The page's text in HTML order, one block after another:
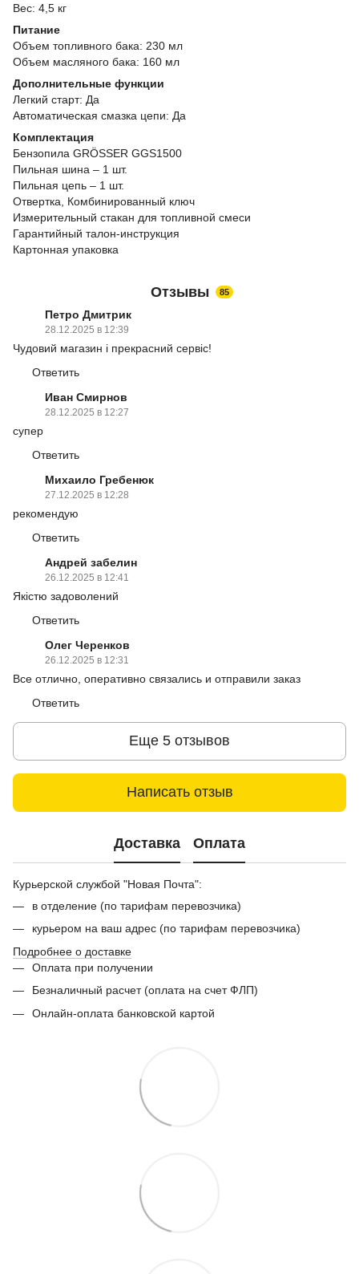
Вес: 4,5 кг
Питание
Объем топливного бака: 230 мл
Объем масляного бака: 160 мл
Дополнительные функции
Легкий старт: Да
Автоматическая смазка цепи: Да
Комплектация
Бензопила GRÖSSER GGS1500
Пильная шина – 1 шт.
Пильная цепь – 1 шт.
Отвертка, Комбинированный ключ
Измерительный стакан для топливной смеси
Гарантийный талон-инструкция
Картонная упаковка
Отзывы 85
Петро Дмитрик
28.12.2025 в 12:39
Чудовий магазин і прекрасний сервіс!
Ответить
Иван Смирнов
28.12.2025 в 12:27
супер
Ответить
Михаило Гребенюк
27.12.2025 в 12:28
рекомендую
Ответить
Андрей забелин
26.12.2025 в 12:41
Якістю задоволений
Ответить
Олег Черенков
26.12.2025 в 12:31
Все отлично, оперативно связались и отправили заказ
Ответить
Еще 5 отзывов
Написать отзыв
Доставка Оплата
Курьерской службой "Новая Почта":
в отделение (по тарифам перевозчика)
курьером на ваш адрес (по тарифам перевозчика)
Подробнее о доставке
Оплата при получении
Безналичный расчет (оплата на счет ФЛП)
Онлайн-оплата банковской картой